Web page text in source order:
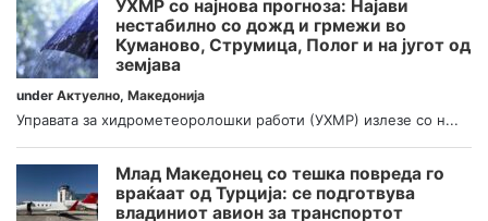
УХМР со најнова прогноза: Најави
нестабилно со дожд и грмежи во
Куманово, Струмица, Полог и на југот од
земјава
under Актуелно, Македонија
Управата за хидрометеоролошки работи (УХМР) излезе со н...
Млад Македонец со тешка повреда го
враќаат од Турција: се подготвува
владиниот авион за транспортот